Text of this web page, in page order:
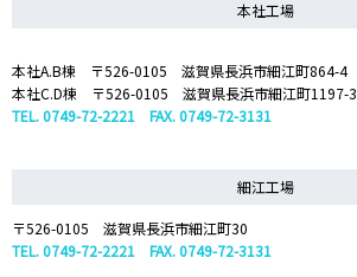
本社工場
本社A.B棟 〒526-0105 滋賀県長浜市細江町864-4
本社C.D棟 〒526-0105 滋賀県長浜市細江町1197-3
TEL. 0749-72-2221 FAX. 0749-72-3131
細江工場
〒526-0105 滋賀県長浜市細江町30
TEL. 0749-72-2221 FAX. 0749-72-3131